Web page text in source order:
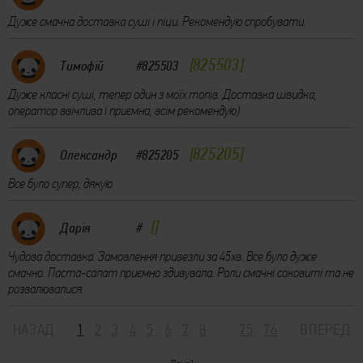
Дуже смачна доставка суші і піци. Рекомендую спробувати.
Тимофій #825503 825503
Дуже класні суші, тепер один з моїх топів. Доставка швидка,
оператор ввічлива і приємна, всім рекомендую)
Олександр #825205 825205
Все було супер, дякую
Дарія #
Чудова доставка. Замовлення привезли за 45хв. Все було дуже
смачно. Паста-салат приємно здивувала. Роли смачні соковиті та не
розвалювалися.
1